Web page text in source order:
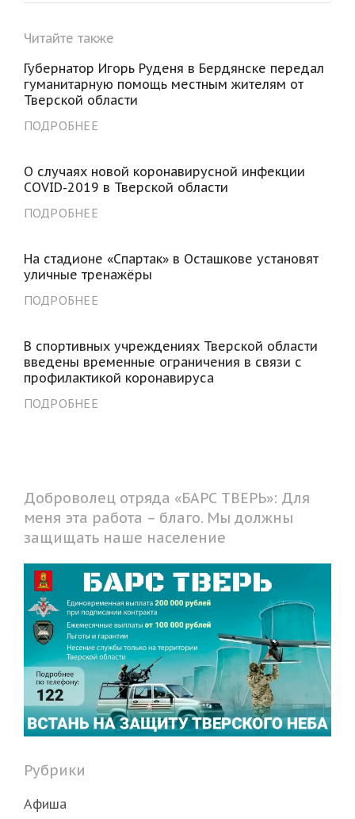
Читайте также
Губернатор Игорь Руденя в Бердянске передал
гуманитарную помощь местным жителям от
Тверской области
ПОДРОБНЕЕ
О случаях новой коронавирусной инфекции
COVID-2019 в Тверской области
ПОДРОБНЕЕ
На стадионе «Спартак» в Осташкове установят
уличные тренажёры
ПОДРОБНЕЕ
В спортивных учреждениях Тверской области
введены временные ограничения в связи с
профилактикой коронавируса
ПОДРОБНЕЕ
Доброволец отряда «БАРС ТВЕРЬ»: Для
меня эта работа – благо. Мы должны
защищать наше население
Рубрики
Афиша